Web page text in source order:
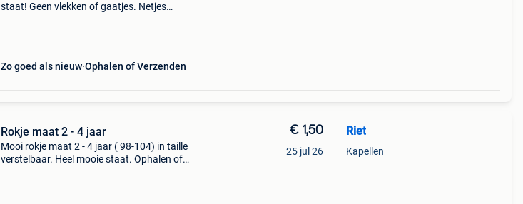
staat! Geen vlekken of gaatjes. Netjes
Zo goed als nieuw Ophalen of Verzenden
Rokje maat 2 - 4 jaar
Mooi rokje maat 2 - 4 jaar ( 98-104) in taille
verstelbaar. Heel mooie staat. Ophalen of
€ 1,50
25 jul 26
Riet
Kapellen